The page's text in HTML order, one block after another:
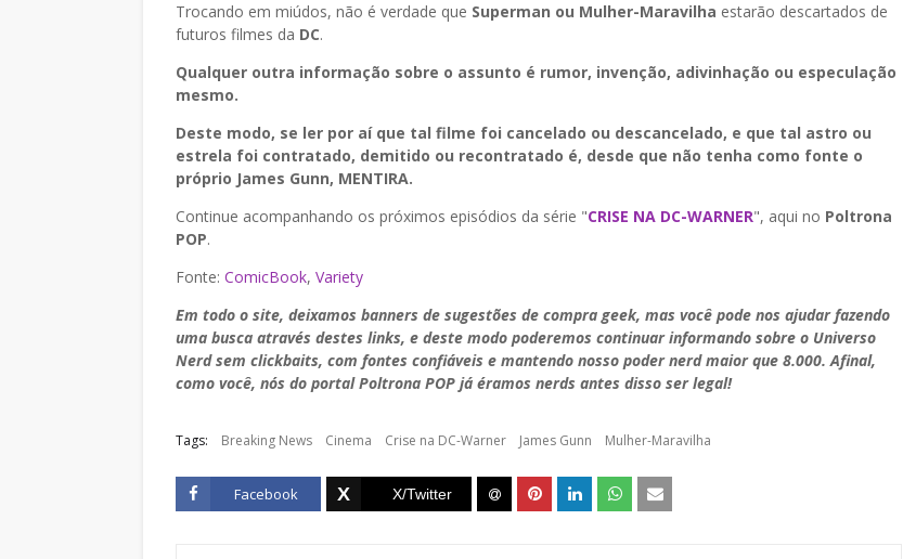
Trocando em miúdos, não é verdade que Superman ou Mulher-Maravilha estarão descartados de
futuros filmes da DC.
Qualquer outra informação sobre o assunto é rumor, invenção, adivinhação ou especulação
mesmo.
Deste modo, se ler por aí que tal filme foi cancelado ou descancelado, e que tal astro ou
estrela foi contratado, demitido ou recontratado é, desde que não tenha como fonte o
próprio James Gunn, MENTIRA.
Continue acompanhando os próximos episódios da série "CRISE NA DC-WARNER", aqui no Poltrona
POP.
Fonte: ComicBook, Variety
Em todo o site, deixamos banners de sugestões de compra geek, mas você pode nos ajudar fazendo
uma busca através destes links, e deste modo poderemos continuar informando sobre o Universo
Nerd sem clickbaits, com fontes confiáveis e mantendo nosso poder nerd maior que 8.000. Afinal,
como você, nós do portal Poltrona POP já éramos nerds antes disso ser legal!
Tags: Breaking News Cinema Crise na DC-Warner James Gunn Mulher-Maravilha
Facebook